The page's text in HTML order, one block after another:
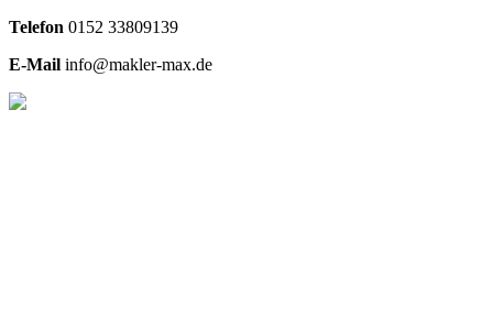
Telefon 0152 33809139
E-Mail info@makler-max.de